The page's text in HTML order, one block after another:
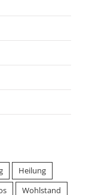
Heilung
Wohlstand